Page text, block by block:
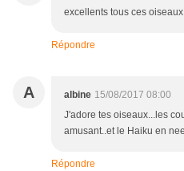
excellents tous ces oiseaux
Répondre
A albine 15/08/2017 08:00
J'adore tes oiseaux...les
amusant..et le Haiku en
Répondre